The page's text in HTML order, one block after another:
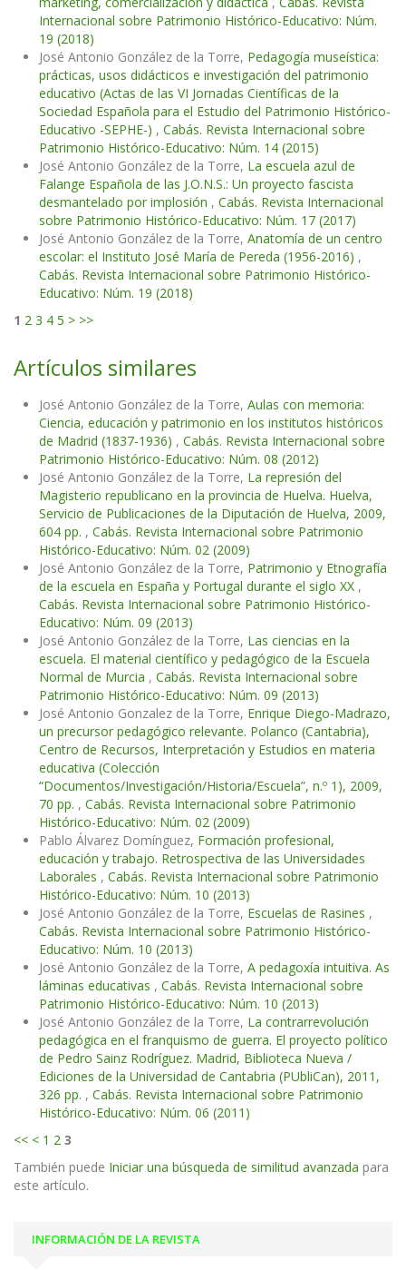
Internacional sobre Patrimonio Histórico-Educativo: Núm.
19 (2018)
José Antonio González de la Torre, Pedagogía museística:
prácticas, usos didácticos e investigación del patrimonio
educativo (Actas de las VI Jornadas Científicas de la
Sociedad Española para el Estudio del Patrimonio Histórico-
Educativo -SEPHE-) , Cabás. Revista Internacional sobre
Patrimonio Histórico-Educativo: Núm. 14 (2015)
José Antonio González de la Torre, La escuela azul de
Falange Española de las J.O.N.S.: Un proyecto fascista
desmantelado por implosión , Cabás. Revista Internacional
sobre Patrimonio Histórico-Educativo: Núm. 17 (2017)
José Antonio González de la Torre, Anatomía de un centro
escolar: el Instituto José María de Pereda (1956-2016) ,
Cabás. Revista Internacional sobre Patrimonio Histórico-
Educativo: Núm. 19 (2018)
1 2 3 4 5 > >>
Artículos similares
José Antonio González de la Torre, Aulas con memoria:
Ciencia, educación y patrimonio en los institutos históricos
de Madrid (1837-1936) , Cabás. Revista Internacional sobre
Patrimonio Histórico-Educativo: Núm. 08 (2012)
José Antonio González de la Torre, La represión del
Magisterio republicano en la provincia de Huelva. Huelva,
Servicio de Publicaciones de la Diputación de Huelva, 2009,
604 pp. , Cabás. Revista Internacional sobre Patrimonio
Histórico-Educativo: Núm. 02 (2009)
José Antonio González de la Torre, Patrimonio y Etnografía
de la escuela en España y Portugal durante el siglo XX ,
Cabás. Revista Internacional sobre Patrimonio Histórico-
Educativo: Núm. 09 (2013)
José Antonio González de la Torre, Las ciencias en la
escuela. El material científico y pedagógico de la Escuela
Normal de Murcia , Cabás. Revista Internacional sobre
Patrimonio Histórico-Educativo: Núm. 09 (2013)
José Antonio Gonzalez de la Torre, Enrique Diego-Madrazo,
un precursor pedagógico relevante. Polanco (Cantabria),
Centro de Recursos, Interpretación y Estudios en materia
educativa (Colección
“Documentos/Investigación/Historia/Escuela”, n.º 1), 2009,
70 pp. , Cabás. Revista Internacional sobre Patrimonio
Histórico-Educativo: Núm. 02 (2009)
Pablo Álvarez Domínguez, Formación profesional,
educación y trabajo. Retrospectiva de las Universidades
Laborales , Cabás. Revista Internacional sobre Patrimonio
Histórico-Educativo: Núm. 10 (2013)
José Antonio González de la Torre, Escuelas de Rasines ,
Cabás. Revista Internacional sobre Patrimonio Histórico-
Educativo: Núm. 10 (2013)
José Antonio González de la Torre, A pedagoxía intuitiva. As
láminas educativas , Cabás. Revista Internacional sobre
Patrimonio Histórico-Educativo: Núm. 10 (2013)
José Antonio González de la Torre, La contrarrevolución
pedagógica en el franquismo de guerra. El proyecto político
de Pedro Sainz Rodríguez. Madrid, Biblioteca Nueva /
Ediciones de la Universidad de Cantabria (PUbliCan), 2011,
326 pp. , Cabás. Revista Internacional sobre Patrimonio
Histórico-Educativo: Núm. 06 (2011)
<< < 1 2 3
También puede Iniciar una búsqueda de similitud avanzada para
este artículo.
INFORMACIÓN DE LA REVISTA